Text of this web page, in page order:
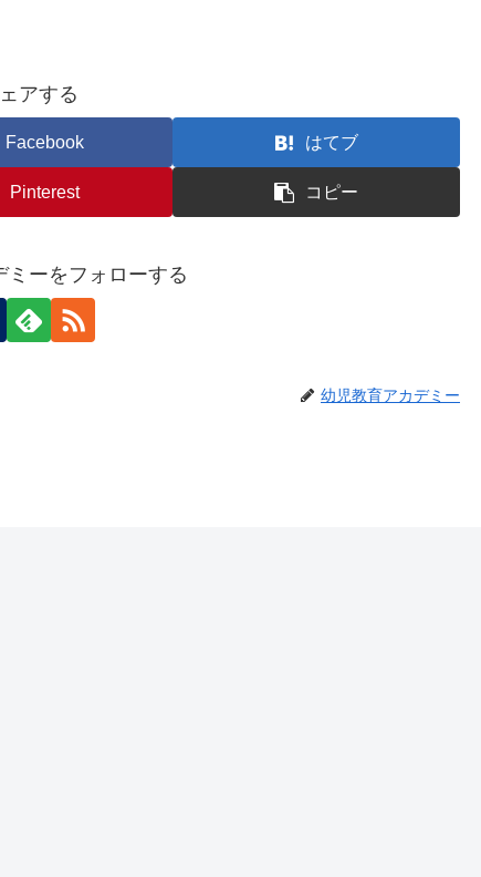
アする
Facebook はてブ
Pinterest コピー
ミーをフォローする
幼児教育アカデミー